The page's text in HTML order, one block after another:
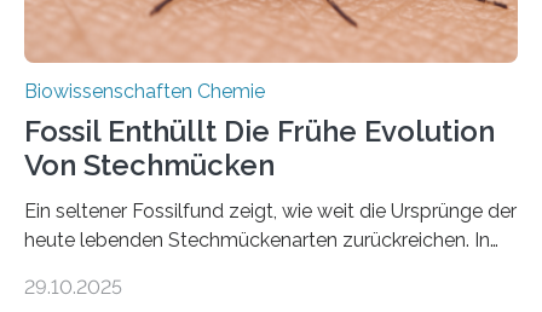
Biowissenschaften Chemie
Fossil Enthüllt Die Frühe Evolution
Von Stechmücken
Ein seltener Fossilfund zeigt, wie weit die Ursprünge der
heute lebenden Stechmückenarten zurückreichen. In
Forschende die bisher älteste bekannte Stechmücken-
29.10.2025